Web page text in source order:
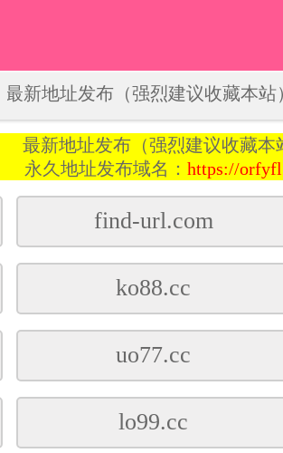
最新地址发布（强烈建议收藏本站
最新地址发布（强烈建议收藏本
永久地址发布域名： https://
find-url.com
ko88.cc
uo77.cc
lo99.cc